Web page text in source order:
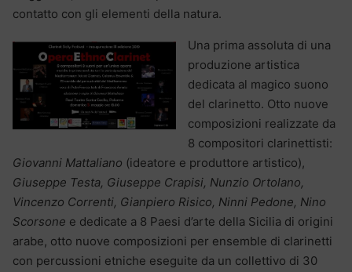
contatto con gli elementi della natura.
Una prima assoluta di una
produzione artistica
dedicata al magico suono
del clarinetto. Otto nuove
composizioni realizzate da
8 compositori clarinettisti:
Giovanni Mattaliano (ideatore e produttore artistico),
Giuseppe Testa, Giuseppe Crapisi, Nunzio Ortolano,
Vincenzo Correnti, Gianpiero Risico, Ninni Pedone, Nino
Scorsone e dedicate a 8 Paesi d’arte della Sicilia di origini
arabe, otto nuove composizioni per ensemble di clarinetti
con percussioni etniche eseguite da un collettivo di 30